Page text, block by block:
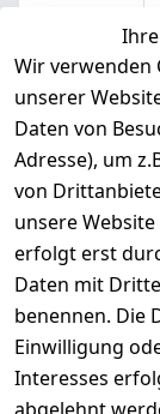
Wir verwenden
unserer
Daten von
Adresse), um
von
unsere
erfolgt erst
Daten mit
benennen. Die
Einwilligung
Interesses